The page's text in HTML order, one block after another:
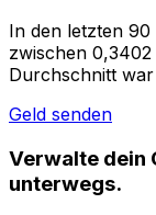
In den letzten 90
zwischen
Durchschnitt
Geld senden
Verwalte dein
unterwegs.